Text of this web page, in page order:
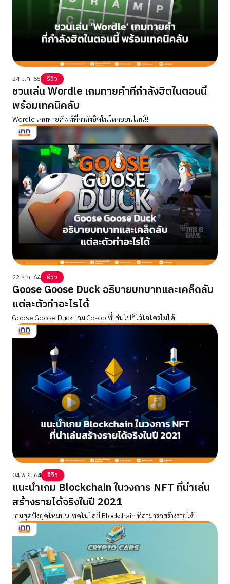
24 ม.ค. 65 รีวิว
ชวนเล่น Wordle เกมทายคำที่กำลังฮิตในตอนนี้
พร้อมเทคนิคลับ
Wordle เกมทายศัพท์ที่กำลังฮิตในโลกออนไลน์!!
22 ธ.ค. 64 รีวิว
Goose Goose Duck อธิบายบทบาทและเคล็ดลับ
แต่ละตัวทำอะไรได้
Goose Goose Duck เกม Co-op ที่เล่นไปก็ไว้ใจใครไม่ได้
04 พ.ย. 64 รีวิว
แนะนำเกม Blockchain ในวงการ NFT ที่น่าเล่น
สร้างรายได้จริงในปี 2021
เกมสุดปังยุคใหม่บนเทคโนโลยี Blockchain ที่สามารถสร้างรายได้